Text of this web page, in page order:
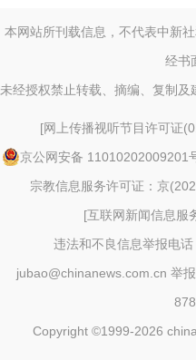
本网站所刊载信息，不代表中新
经书
未经授权禁止转载、摘编、复制及
[网上传播视听节目许可证
京公网安备 11010202009201
宗教信息服务许可证：京
[互联网新闻信息服
违法和不良信息举报电
jubao@chinanews.com.cn 举
Copyright ©1999-2026